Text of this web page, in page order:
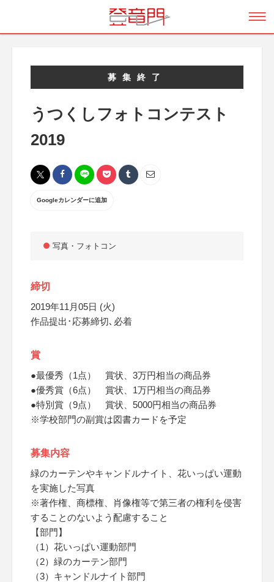
募集終了
うつくしフォトコンテスト
2019
Googleカレンダーに追加
写真・フォトコン
締切
2019年11月05日 (火)
作品提出･応募締切､必着
賞
●最優秀（1点） 賞状、3万円相当の商品券
●優秀賞（6点） 賞状、1万円相当の商品券
●特別賞（9点） 賞状、5000円相当の商品券
※学校部門の副賞は図書カードを予定
募集内容
緑のカーテンやキャンドルナイト、花いっぱい運動
を実施した写真
※著作権、商標権、肖像権等で第三者の権利を侵害
することのないよう配慮すること
【部門】
（1）花いっぱい運動部門
（2）緑のカーテン部門
（3）キャンドルナイト部門